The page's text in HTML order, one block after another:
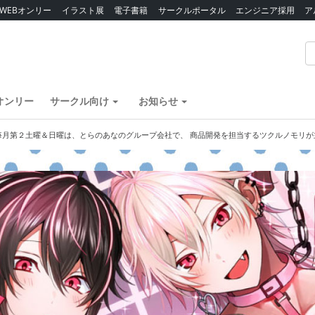
WEBオンリー イラスト展 電子書籍 サークルポータル エンジニア採用
ンリー サークル向け お知らせ
月第２土曜＆日曜は、とらのあなのグループ会社で、 商品開発を担当するツクルノモリ